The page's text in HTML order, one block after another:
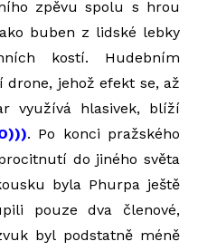
zpěvu spolu s hrou
buben z lidské lebky
kostí. Hudebním
jehož efekt se, až
využívá hlasivek, blíží
. Po konci pražského
do jiného světa
byla Phurpa ještě
pouze dva členové,
byl podstatně méně